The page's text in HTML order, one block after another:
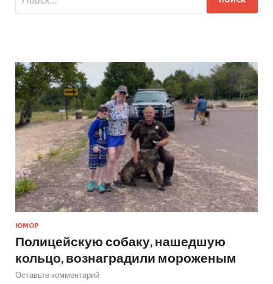
ЮМОР
Полицейскую собаку, нашедшую
кольцо, вознаградили мороженым
Оставьте комментарий